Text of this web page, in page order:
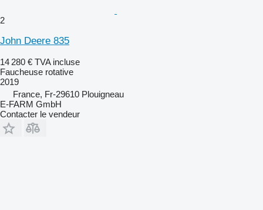
2
John Deere 835
14 280 € TVA incluse
Faucheuse rotative
2019
France, Fr-29610 Plouigneau
E-FARM GmbH
Contacter le vendeur